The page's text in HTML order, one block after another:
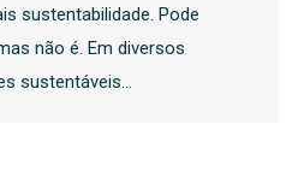
sustentabilidade. Pode
não é. Em diversos
sustentáveis…